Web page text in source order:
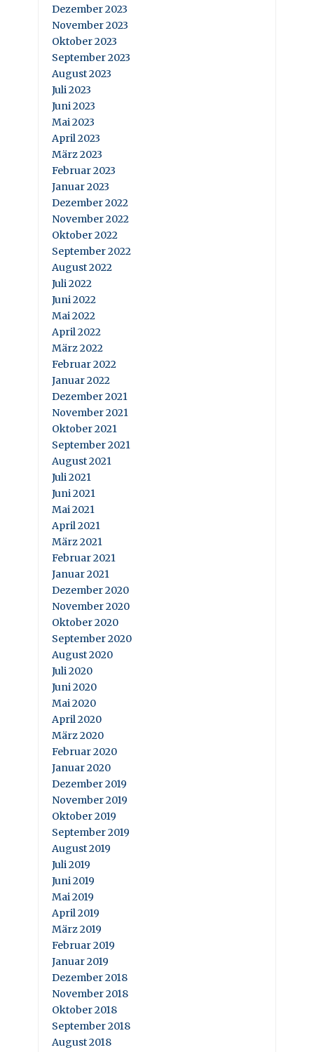
Dezember 2023
November 2023
Oktober 2023
September 2023
August 2023
Juli 2023
Juni 2023
Mai 2023
April 2023
März 2023
Februar 2023
Januar 2023
Dezember 2022
November 2022
Oktober 2022
September 2022
August 2022
Juli 2022
Juni 2022
Mai 2022
April 2022
März 2022
Februar 2022
Januar 2022
Dezember 2021
November 2021
Oktober 2021
September 2021
August 2021
Juli 2021
Juni 2021
Mai 2021
April 2021
März 2021
Februar 2021
Januar 2021
Dezember 2020
November 2020
Oktober 2020
September 2020
August 2020
Juli 2020
Juni 2020
Mai 2020
April 2020
März 2020
Februar 2020
Januar 2020
Dezember 2019
November 2019
Oktober 2019
September 2019
August 2019
Juli 2019
Juni 2019
Mai 2019
April 2019
März 2019
Februar 2019
Januar 2019
Dezember 2018
November 2018
Oktober 2018
September 2018
August 2018